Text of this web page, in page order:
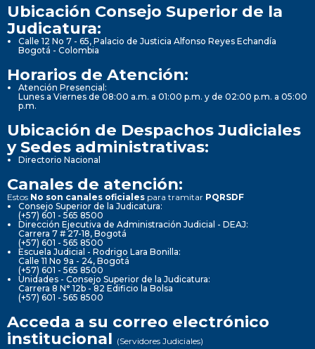
Ubicación Consejo Superior de la
Judicatura:
Calle 12 No 7 - 65, Palacio de Justicia Alfonso Reyes Echandía
Bogotá - Colombia
Horarios de Atención:
Atención Presencial:
Lunes a Viernes de 08:00 a.m. a 01:00 p.m. y de 02:00 p.m. a 05:00
p.m.
Ubicación de Despachos Judiciales
y Sedes administrativas:
Directorio Nacional
Canales de atención:
Estos No son canales oficiales para tramitar PQRSDF
Consejo Superior de la Judicatura:
(+57) 601 - 565 8500
Dirección Ejecutiva de Administración Judicial - DEAJ:
Carrera 7 # 27-18, Bogotá
(+57) 601 - 565 8500
Escuela Judicial - Rodrigo Lara Bonilla:
Calle 11 No 9a - 24, Bogotá
(+57) 601 - 565 8500
Unidades - Consejo Superior de la Judicatura:
Carrera 8 N° 12b - 82 Edificio la Bolsa
(+57) 601 - 565 8500
Acceda a su correo electrónico
institucional (Servidores Judiciales)